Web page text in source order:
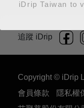
追蹤 iDrip
Copyright © iDrip
會員條款
隱私權
iDrip Taiwan to